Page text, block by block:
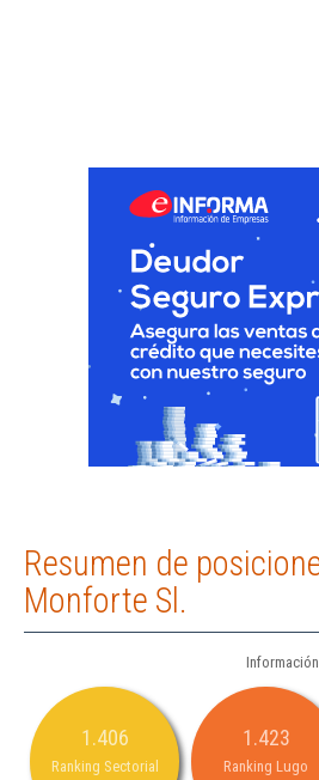
Resumen de
Monforte Sl.
1.406
Ranking Sectorial
1.423
Ranking Lugo